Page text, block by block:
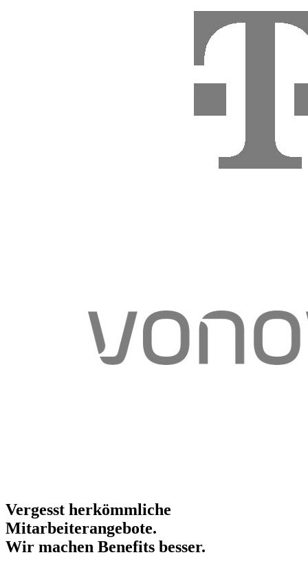
Vergesst herkömmliche
Mitarbeiterangebote.
Wir machen Benefits besser.